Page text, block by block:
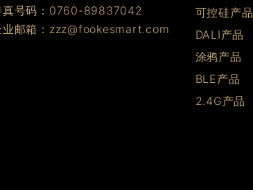
真号码：0760-89837042
业邮箱：zzz@fookesmart.com
可控硅产品
DALI产品
涂鸦产品
BLE产品
2.4G产品